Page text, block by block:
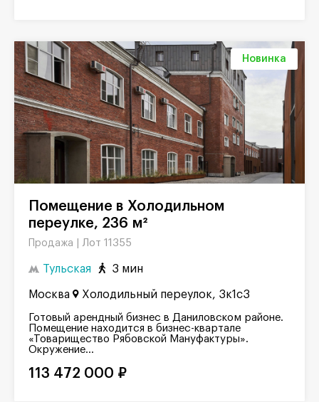
Новинка
переулке, 236 м²
Продажа | Лот 11355
Тульская 3 мин
Москва Холодильный переулок, 3к1с3
Готовый арендный бизнес в Даниловском районе.
Помещение находится в бизнес-квартале
«Товарищество Рябовской Мануфактуры».
Окружение...
113 472 000 ₽